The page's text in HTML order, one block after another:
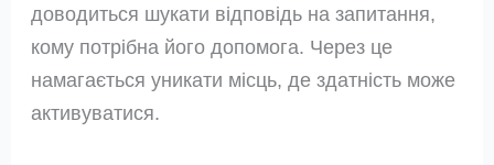
доводиться шукати відповідь на запитання,
кому потрібна його допомога. Через це
намагається уникати місць, де здатність може
активуватися.